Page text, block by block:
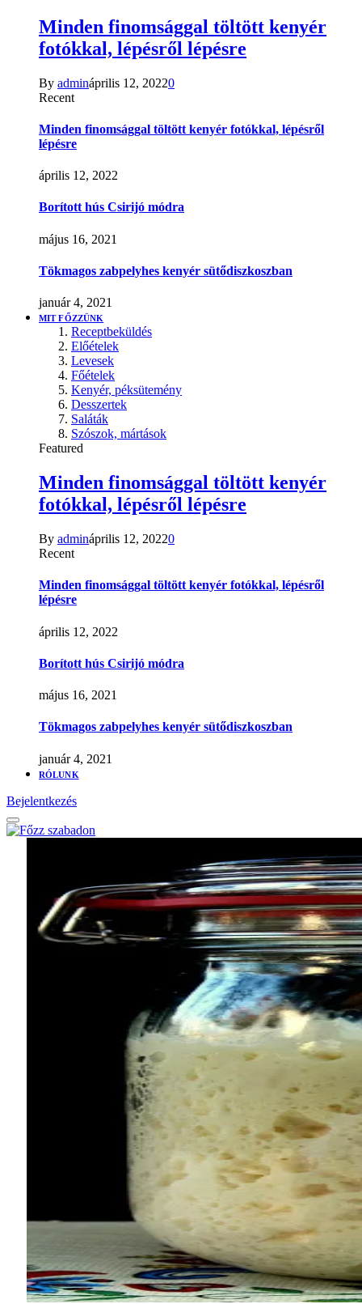
Minden finomsággal töltött kenyér
fotókkal, lépésről lépésre
By admináprilis 12, 20220
Recent
Minden finomsággal töltött kenyér fotókkal, lépésről
lépésre
április 12, 2022
Borított hús Csirijó módra
május 16, 2021
Tökmagos zabpelyhes kenyér sütődiszkoszban
január 4, 2021
MIT FŐZZÜNK
Receptbeküldés
Előételek
Levesek
Főételek
Kenyér, péksütemény
Desszertek
Saláták
Szószok, mártások
Featured
Minden finomsággal töltött kenyér
fotókkal, lépésről lépésre
By admináprilis 12, 20220
Recent
Minden finomsággal töltött kenyér fotókkal, lépésről
lépésre
április 12, 2022
Borított hús Csirijó módra
május 16, 2021
Tökmagos zabpelyhes kenyér sütődiszkoszban
január 4, 2021
RÓLUNK
Bejelentkezés